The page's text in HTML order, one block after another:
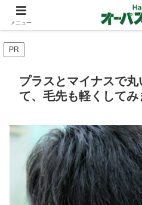
ショートカットとボブスタイルのお客様
太話
PR
プラスとマイナスで
て、毛先も軽くしてみ
メニュー